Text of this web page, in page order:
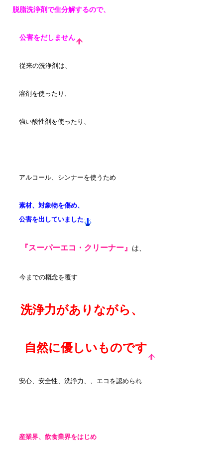
脱脂洗浄剤で生分解するので、
公害をだしません
従来の洗浄剤は、
溶剤を使ったり、
強い酸性剤を使ったり、
アルコール、シンナーを使うため
素材、対象物を傷め、
公害を出していました
『スーパーエコ・クリーナー』 は、
今までの概念を覆す
洗浄力がありながら、
自然に優しいものです
安心、安全性、洗浄力、、エコを認められ
産業界、飲食業界をはじめ